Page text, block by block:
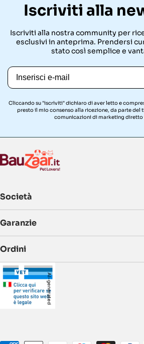
intolleranze legate a un regime
Scegliere il cibo secco per cani più
fido è fondamentale per determinare
Come scegliere i
tuo fido
Nella scelta delle migliori
peloso occorre innanzitutto tenere
proprio animale e scegliere, a tal
crocchette per cuccioli, giovani
Altro elemento da prendere in
scelta delle crocchette per cani è la
(piccola, media, medio-grande,
seconda della quale varierà anche la
digeribilità.
Occorre poi tener conto di
determinate
un'intensa attività fisica avrà bisogno
nutritivo differente rispetto ad un
prevalentemente sedentaria.
Vi sono poi
gravidanza o in fase di allattamento
per animali sterilizzati. Per cani
Iscriviti alla
Iscriviti alla nostra community per
esclusivi in anteprima. Prendersi
stato così semplice e
Email
Cliccando su "iscriviti" dichiaro di aver letto e
presto il mio consenso alla ricezione, da parte
comunicazioni di marketing diretto
Società
Garanzie
Ordini
AI-generated